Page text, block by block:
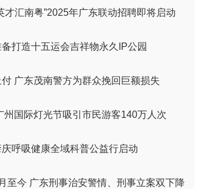
才汇南粤”2025年广东联动招聘即将启动
备打造十五运会吉祥物永久IP公园
付 广东茂南警方为群众挽回巨额损失
州国际灯光节吸引市民游客140万人次
庆呼吸健康全域科普公益行启动
至今 广东刑事治安警情、刑事立案双下降